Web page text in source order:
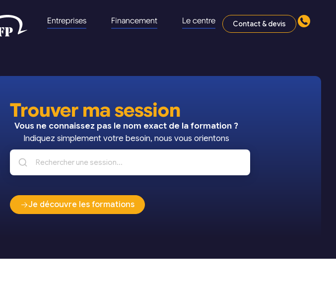
Entreprises Financement Le centre Contact & devis
Trouver ma session
Vous ne connaissez pas le nom exact de la formation ?
Indiquez simplement votre besoin, nous vous orientons
Je découvre les formations